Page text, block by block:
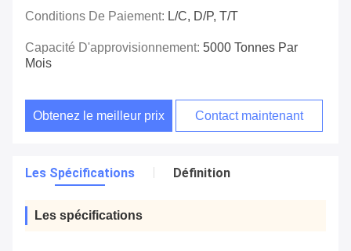
Conditions De Paiement: L/C, D/P, T/T
Capacité D'approvisionnement: 5000 Tonnes Par
Mois
Obtenez le meilleur prix Contact maintenant
Les Spécifications Définition
Les spécifications